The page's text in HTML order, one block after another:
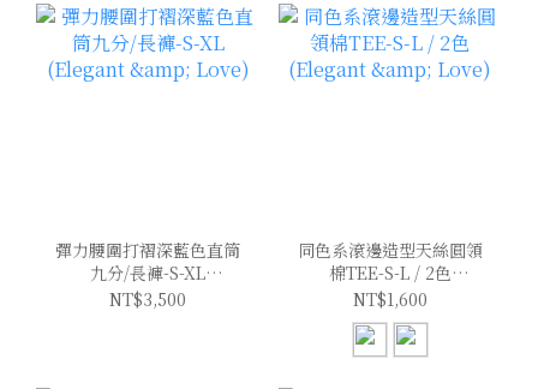
彈力腰圍打褶深藍色直筒
九分/長褲-S-XL
(Elegant & Love)
NT$3,500
同色系滾邊造型天絲圓領
棉TEE-S-L / 2色
(Elegant & Love)
NT$1,600